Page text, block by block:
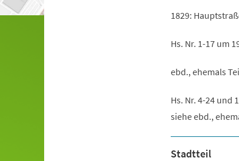
1829:
Hs. Nr. 1-17 um
ebd., ehemals
Hs. Nr. 4-24 und
siehe ebd.,
Stadtteil